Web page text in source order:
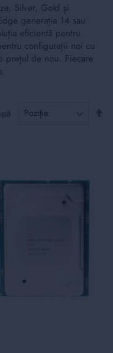
Silver, Gold și
generația 14 sau
eficientă pentru
configurații noi cu
prețul de nou. Fiecare